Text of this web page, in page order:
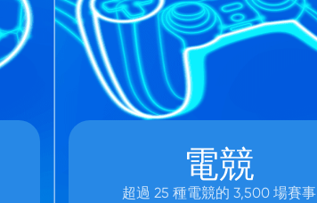
電競
超過 25 種電競的 3,500 場賽事